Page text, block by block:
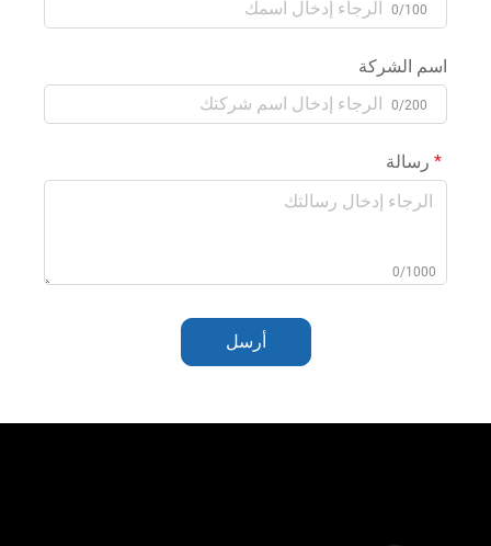
0/100
اسم الشركة
0/200
رسالة
0/1000
أرسل